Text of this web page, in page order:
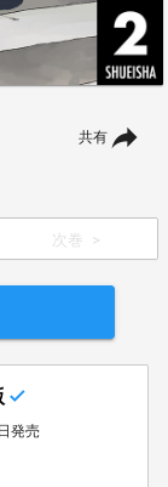
共有
次巻
発売